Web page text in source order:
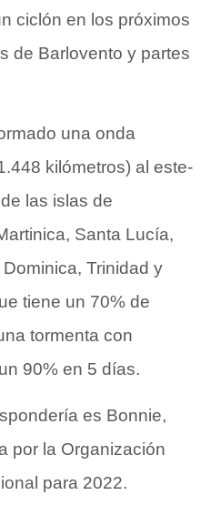
ciclón en los próximos
de Barlovento y partes
una onda
kilómetros) al este-
las islas de
Santa Lucía,
Trinidad y
tiene un 70% de
tormenta con
90% en 5 días.
es Bonnie,
por la Organización
para 2022.